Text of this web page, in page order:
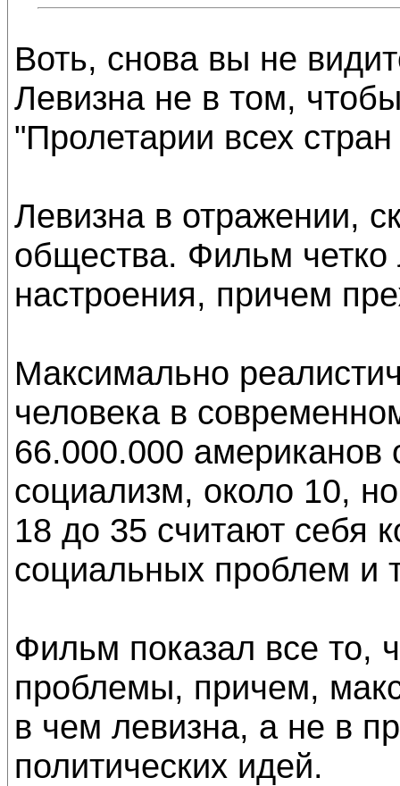
Воть, снова вы не
Левизна не в том,
"Пролетарии всех
Левизна в отражении,
общества. Фильм
настроения, причем
Максимально
человека в
66.000.000 американов
социализм, около 10,
18 до 35 считают себя
социальных проблем и
Фильм показал все то,
проблемы, причем,
в чем левизна, а не в
политических идей.